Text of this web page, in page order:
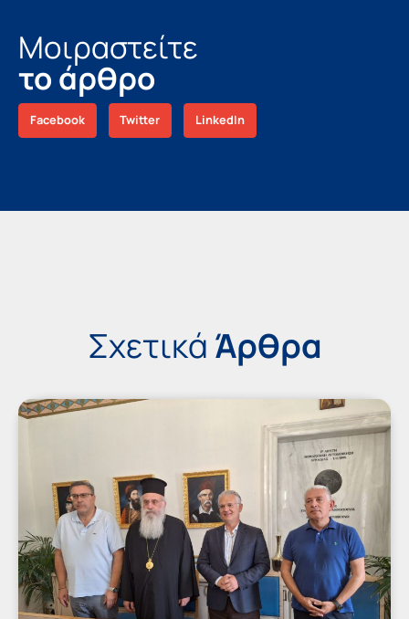
Μοιραστείτε
το άρθρο
Facebook Twitter LinkedIn
Σχετικά Άρθρα